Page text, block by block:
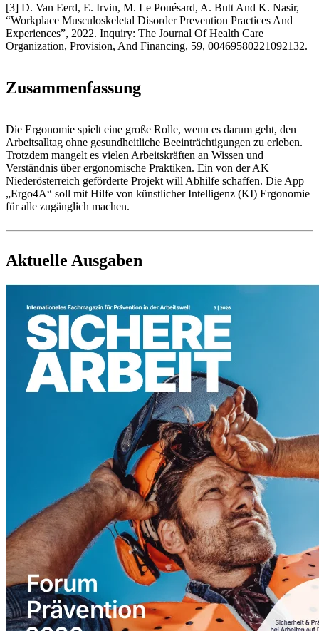
[3] D. Van Eerd, E. Irvin, M. Le Pouésard, A. Butt And K. Nasir,
“Workplace Musculoskeletal Disorder Prevention Practices And
Experiences”, 2022. Inquiry: The Journal Of Health Care
Organization, Provision, And Financing, 59, 00469580221092132.
Zusammenfassung
Die Ergonomie spielt eine große Rolle, wenn es darum geht, den
Arbeitsalltag ohne gesundheitliche Beeinträchtigungen zu erleben.
Trotzdem mangelt es vielen Arbeitskräften an Wissen und
Verständnis über ergonomische Praktiken. Ein von der AK
Niederösterreich geförderte Projekt will Abhilfe schaffen. Die App
„Ergo4A“ soll mit Hilfe von künstlicher Intelligenz (KI) Ergonomie
für alle zugänglich machen.
Aktuelle Ausgaben